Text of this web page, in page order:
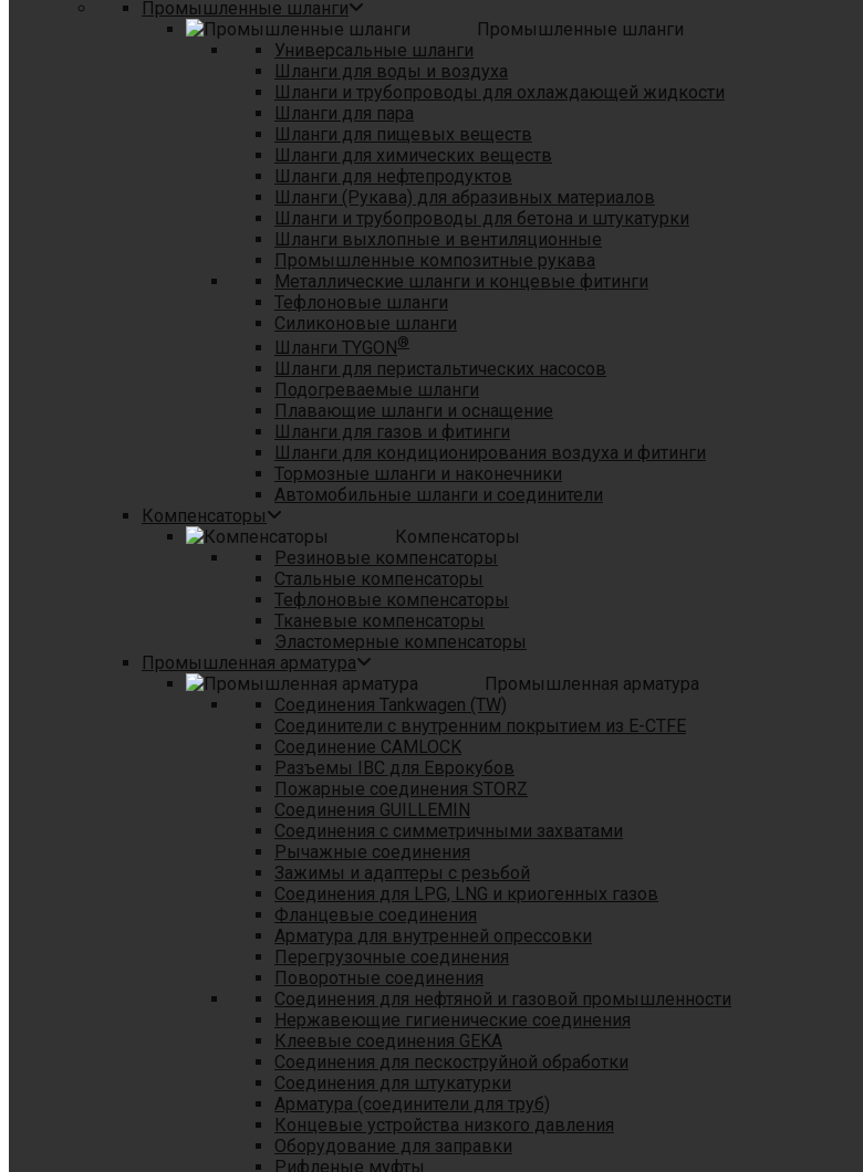
Промышленные шланги
Промышленные шланги
Универсальные шланги
Шланги для воды и воздуха
Шланги и трубопроводы для охлаждающей жидкости
Шланги для пара
Шланги для пищевых веществ
Шланги для химических веществ
Шланги для нефтепродуктов
Шланги (Рукава) для абразивных материалов
Шланги и трубопроводы для бетона и штукатурки
Шланги выхлопные и вентиляционные
Промышленные композитные рукава
Металлические шланги и концевые фитинги
Тефлоновые шланги
Силиконовые шланги
Шланги TYGON®
Шланги для перистальтических насосов
Подогреваемые шланги
Плавающие шланги и оснащение
Шланги для газов и фитинги
Шланги для кондиционирования воздуха и фитинги
Тормозные шланги и наконечники
Автомобильные шланги и соединители
Компенсаторы
Компенсаторы
Резиновые компенсаторы
Стальные компенсаторы
Тефлоновые компенсаторы
Тканевые компенсаторы
Эластомерные компенсаторы
Промышленная арматура
Промышленная арматура
Соединения Tankwagen (TW)
Соединители с внутренним покрытием из E-CTFE
Соединение CAMLOCK
Разъемы IBC для Еврокубов
Пожарные соединения STORZ
Соединения GUILLEMIN
Соединения с симметричными захватами
Рычажные соединения
Зажимы и адаптеры с резьбой
Соединения для LPG, LNG и криогенных газов
Фланцевые соединения
Арматура для внутренней опрессовки
Перегрузочные соединения
Поворотные соединения
Соединения для нефтяной и газовой промышленности
Нержавеющие гигиенические соединения
Клеевые соединения GEKA
Соединения для пескоструйной обработки
Cоединения для штукатурки
Арматура (соединители для труб)
Концевые устройства низкого давления
Оборудование для заправки
Рифленые муфты